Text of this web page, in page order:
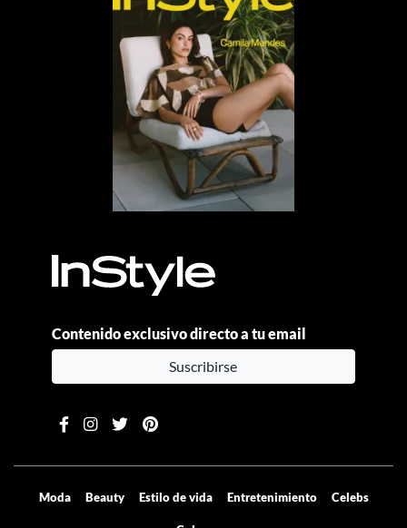
Contenido exclusivo directo a tu email
Suscribirse
Moda Beauty Estilo de vida Entretenimiento Celebs